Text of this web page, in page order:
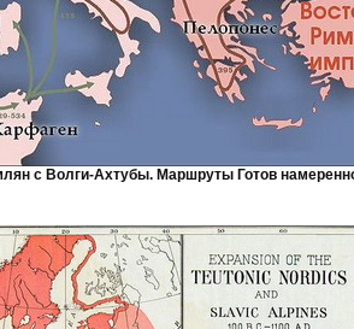
с Волги-Ахтубы. Маршруты Готов